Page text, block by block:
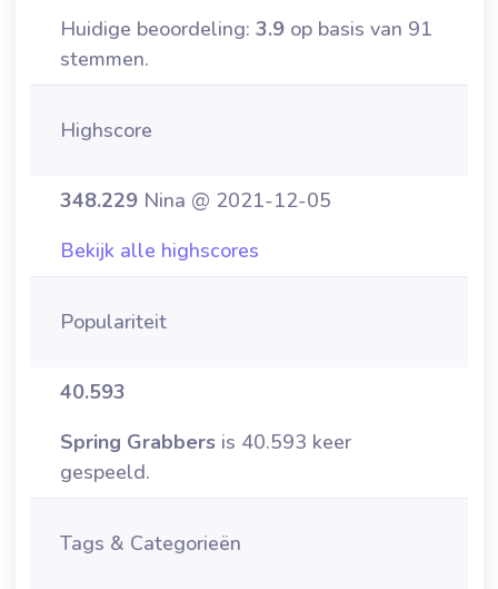
Huidige beoordeling: 3.9 op basis van 91
stemmen.
Highscore
348.229 Nina @ 2021-12-05
Bekijk alle highscores
Populariteit
40.593
Spring Grabbers is 40.593 keer
gespeeld.
Tags & Categorieën